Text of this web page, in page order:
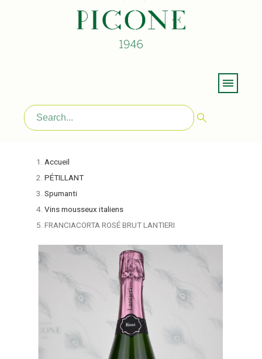
Accueil
PÉTILLANT
Spumanti
Vins mousseux italiens
FRANCIACORTA ROSÉ BRUT LANTIERI